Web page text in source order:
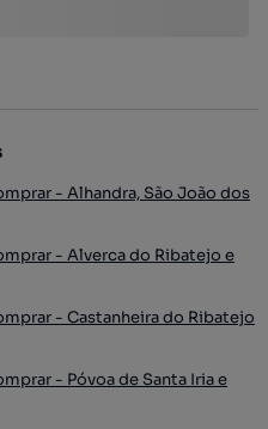
- Alhandra, São João dos
- Alverca do Ribatejo e
- Castanheira do Ribatejo
- Póvoa de Santa Iria e